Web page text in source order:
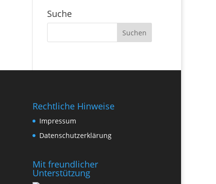
Suche
Rechtliche Hinweise
Impressum
Datenschutzerklärung
Mit freundlicher
Unterstützung